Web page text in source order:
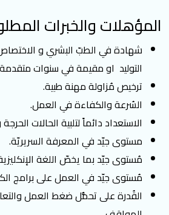
المؤهلات والخبرات
شهادة في الطبّ البشري و
التوليد او مقيمة في سنوات
ترخيص مُزاولة مهنة طبية.
السُرعة والكفاءة في العمل.
الاستعداد دائماً لتلبية الحالات
مستوى جيّد في المعرفة السريريّة.
مُستوى جيّد بما يخصّ اللغة
مُستوى جيّد في العمل على برامج
القُدرة على تحمُّل ضغط العمل